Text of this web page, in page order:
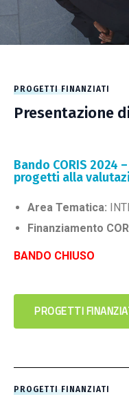
PROGETTI FINANZIATI
Presentazione
Bando CORIS 2024
progetti alla
Area Tematica:
Finanziamento
BANDO CHIUSO
PROGETTI
PROGETTI FINANZIATI